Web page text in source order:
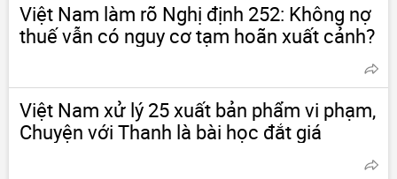
Việt Nam làm rõ Nghị định 252: Không nợ
thuế vẫn có nguy cơ tạm hoãn xuất cảnh?
Việt Nam xử lý 25 xuất bản phẩm vi phạm,
Chuyện với Thanh là bài học đắt giá